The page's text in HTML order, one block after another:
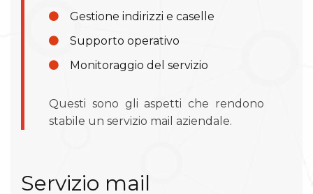
Gestione indirizzi e caselle
Supporto operativo
Monitoraggio del servizio
Questi sono gli aspetti che rendono
stabile un servizio mail aziendale.
Servizio mail